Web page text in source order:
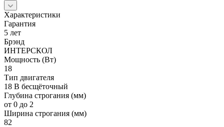
Характеристики
Гарантия
5 лет
Брэнд
ИНТЕРСКОЛ
Мощность (Вт)
18
Тип двигателя
18 В бесщёточный
Глубина строгания (мм)
от 0 до 2
Ширина строгания (мм)
82